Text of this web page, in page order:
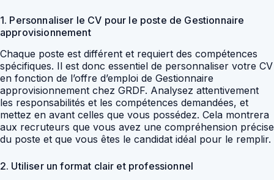
1. Personnaliser le CV pour le poste de Gestionnaire
approvisionnement
Chaque poste est différent et requiert des compétences
spécifiques. Il est donc essentiel de personnaliser votre CV
en fonction de l’offre d’emploi de Gestionnaire
approvisionnement chez GRDF. Analysez attentivement
les responsabilités et les compétences demandées, et
mettez en avant celles que vous possédez. Cela montrera
aux recruteurs que vous avez une compréhension précise
du poste et que vous êtes le candidat idéal pour le remplir.
2. Utiliser un format clair et professionnel